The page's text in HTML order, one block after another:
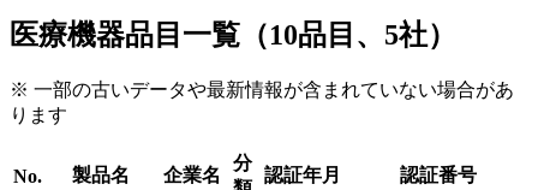
医療機器品目一覧（10品目、5社）
※ 一部の古いデータや最新情報が含まれていない場合があ
ります
No. 製品名 企業名
分
認証年月 認証番号